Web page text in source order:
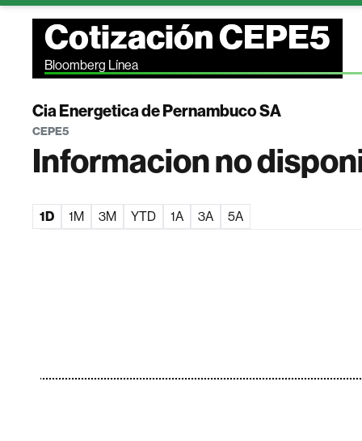
Cotización CEPE5
Bloomberg Línea
Cia Energetica de Pernambuco SA
CEPE5
Informacion no
1D 1M 3M YTD 1A 3A 5A